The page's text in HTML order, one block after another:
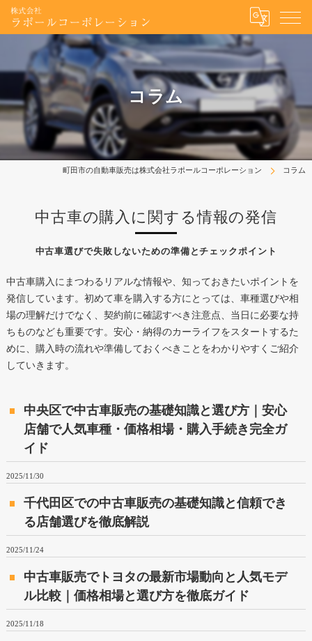
コラム
町田市の自動車販売は株式会社ラポールコーポレーション コラム
中古車の購入に関する情報の発信
中古車選びで失敗しないための準備とチェックポイント
中古車購入にまつわるリアルな情報や、知っておきたいポイントを
発信しています。初めて車を購入する方にとっては、車種選びや相
場の理解だけでなく、契約前に確認すべき注意点、当日に必要な持
ちものなども重要です。安心・納得のカーライフをスタートするた
めに、購入時の流れや準備しておくべきことをわかりやすくご紹介
していきます。
中央区で中古車販売の基礎知識と選び方｜安心
店舗で人気車種・価格相場・購入手続き完全ガ
イド
2025/11/30
千代田区での中古車販売の基礎知識と信頼でき
る店舗選びを徹底解説
2025/11/24
中古車販売でトヨタの最新市場動向と人気モデ
ル比較｜価格相場と選び方を徹底ガイド
2025/11/18